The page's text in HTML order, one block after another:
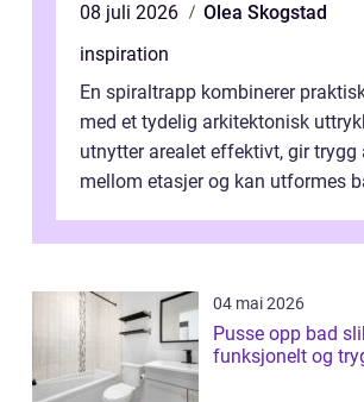
08 juli 2026
Olea Skogstad
inspiration
En spiraltrapp kombinerer
med et tydelig arkitektonisk
utnytter arealet effektivt, gir trygg
mellom etasjer og kan utformes
04 mai 2026
Pusse opp bad slik får du et
funksjonelt og